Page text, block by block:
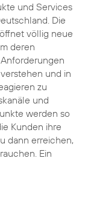
und Services
Die
völlig neue
deren
und in
zu
und
werden so
Kunden ihre
dann erreichen,
Ein